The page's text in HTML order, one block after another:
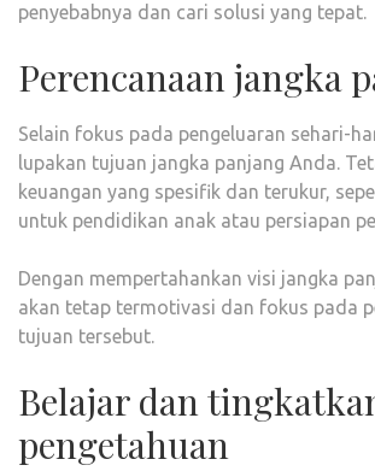
penyebabnya dan cari solusi yang tepat.
Perencanaan jangka
Selain fokus pada pengeluaran sehari-
lupakan tujuan jangka panjang Anda.
keuangan yang spesifik dan terukur,
untuk pendidikan anak atau persiapan
Dengan mempertahankan visi jangka
akan tetap termotivasi dan fokus pada
tujuan tersebut.
Belajar dan
pengetahuan